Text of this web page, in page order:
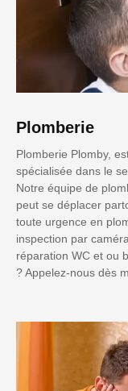
Plomberie
Plomberie Plomby,
spécialisée dans le
Notre équipe de
peut se déplacer
toute urgence en
inspection par
réparation WC et ou
? Appelez-nous dès